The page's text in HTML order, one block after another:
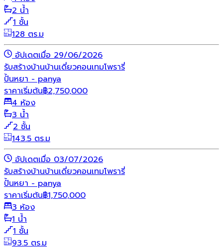
2 น้ำ
1 ชั้น
128 ตร.ม
อัปเดตเมื่อ 29/06/2026
รับสร้างบ้านบ้านเดี่ยวคอนเทมโพรารี่
ปั้นหยา - panya
ราคาเริ่มต้น฿2,750,000
4 ห้อง
3 น้ำ
2 ชั้น
143.5 ตร.ม
อัปเดตเมื่อ 03/07/2026
รับสร้างบ้านบ้านเดี่ยวคอนเทมโพรารี่
ปั้นหยา - panya
ราคาเริ่มต้น฿1,750,000
3 ห้อง
1 น้ำ
1 ชั้น
93.5 ตร.ม